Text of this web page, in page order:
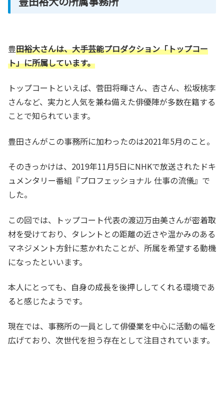
豊田裕大さんは、大手芸能プロダクション「トップコー
ト」に所属しています。
トップコートといえば、菅田将暉さん、杏さん、松坂桃李
さんなど、実力と人気を兼ね備えた俳優陣が多数在籍する
ことで知られています。
豊田さんがこの事務所に加わったのは2021年5月のこと。
そのきっかけは、2019年11月5日にNHKで放送されたドキ
ュメンタリー番組『プロフェッショナル 仕事の流儀』で
した。
この回では、トップコート代表の渡辺万由美さんが密着取
材を受けており、タレントとの距離の近さや温かみのある
マネジメント方針に惹かれたことが、所属を希望する動機
になったといいます。
本人にとっても、自身の成長を後押ししてくれる環境であ
ると感じたようです。
現在では、事務所の一員として俳優業を中心に活動の幅を
広げており、次世代を担う存在として注目されています。